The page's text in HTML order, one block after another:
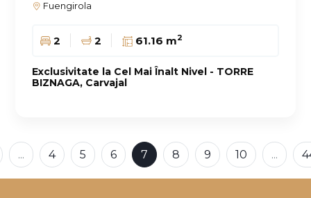
Fuengirola
2 2 61.16 m2
Exclusivitate la Cel Mai Înalt Nivel - TORRE
BIZNAGA, Carvajal
... 4 5 6 7 8 9 10 ...